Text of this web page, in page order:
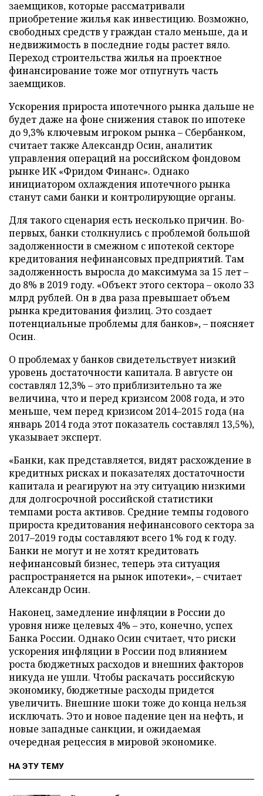
заемщиков, которые рассматривали
приобретение жилья как инвестицию. Возможно,
свободных средств у граждан стало меньше, да и
недвижимость в последние годы растет вяло.
Переход строительства жилья на проектное
финансирование тоже мог отпугнуть часть
заемщиков.
Ускорения прироста ипотечного рынка дальше не
будет даже на фоне снижения ставок по ипотеке
до 9,3% ключевым игроком рынка – Сбербанком,
считает также Александр Осин, аналитик
управления операций на российском фондовом
рынке ИК «Фридом Финанс». Однако
инициатором охлаждения ипотечного рынка
станут сами банки и контролирующие органы.
Для такого сценария есть несколько причин. Во-
первых, банки столкнулись с проблемой большой
задолженности в смежном с ипотекой секторе
кредитования нефинансовых предприятий. Там
задолженность выросла до максимума за 15 лет –
до 8% в 2019 году. «Объект этого сектора – около 33
млрд рублей. Он в два раза превышает объем
рынка кредитования физлиц. Это создает
потенциальные проблемы для банков», – поясняет
Осин.
О проблемах у банков свидетельствует низкий
уровень достаточности капитала. В августе он
составлял 12,3% – это приблизительно та же
величина, что и перед кризисом 2008 года, и это
меньше, чем перед кризисом 2014–2015 года (на
январь 2014 года этот показатель составлял 13,5%),
указывает эксперт.
«Банки, как представляется, видят расхождение в
кредитных рисках и показателях достаточности
капитала и реагируют на эту ситуацию низкими
для долгосрочной российской статистики
темпами роста активов. Средние темпы годового
прироста кредитования нефинансового сектора за
2017–2019 годы составляют всего 1% год к году.
Банки не могут и не хотят кредитовать
нефинансовый бизнес, теперь эта ситуация
распространяется на рынок ипотеки», – считает
Александр Осин.
Наконец, замедление инфляции в России до
уровня ниже целевых 4% – это, конечно, успех
Банка России. Однако Осин считает, что риски
ускорения инфляции в России под влиянием
роста бюджетных расходов и внешних факторов
никуда не ушли. Чтобы раскачать российскую
экономику, бюджетные расходы придется
увеличить. Внешние шоки тоже до конца нельзя
исключать. Это и новое падение цен на нефть, и
новые западные санкции, и ожидаемая
очередная рецессия в мировой экономике.
НА ЭТУ ТЕМУ